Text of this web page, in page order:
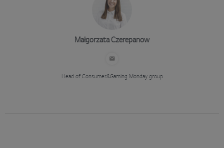
Małgorzata Czerepanow
Head of Consumer&Gaming Monday group